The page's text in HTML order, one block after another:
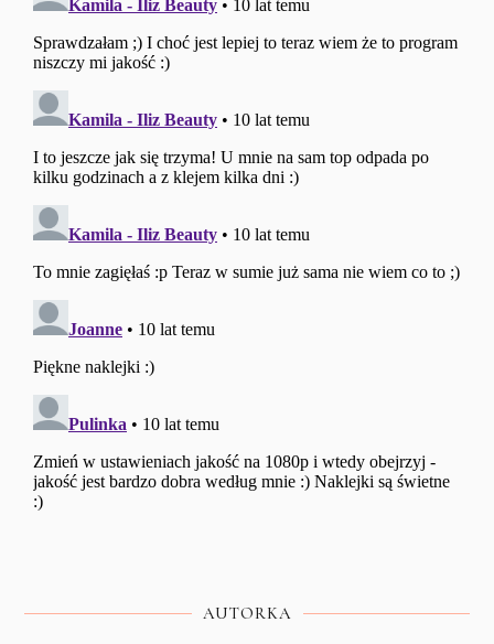
AUTORKA